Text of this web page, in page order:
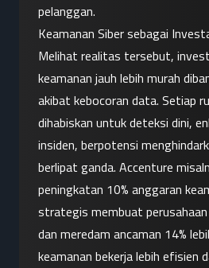
pelanggan.
Keamanan Siber sebagai
Melihat realitas tersebut,
keamanan jauh lebih murah
akibat kebocoran data. Setiap
dihabiskan untuk deteksi dini,
insiden, berpotensi
berlipat ganda. Accenture
peningkatan 10% anggaran
strategis membuat
dan meredam ancaman 14%
keamanan bekerja lebih efisien